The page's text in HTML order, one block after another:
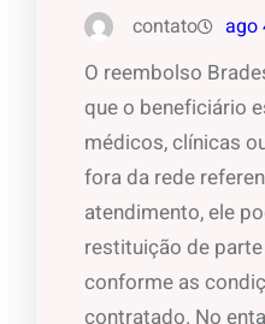
contato ago
O reembolso
que o beneficiário
médicos, clínicas
fora da rede
atendimento, ele
restituição de
conforme as
contratado. No